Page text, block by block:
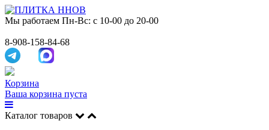
Мы работаем Пн-Вс: с 10-00 до 20-00
8-908-158-84-68
Корзина
Ваша корзина пуста
Каталог товаров